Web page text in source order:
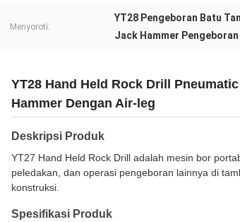
Menyoroti:
YT28 Pengeboran Batu
Jack Hammer
YT28 Hand Held Rock Drill
Hammer Dengan Air-leg
Deskripsi Produk
YT27 Hand Held Rock Drill adalah mesin bor
peledakan, dan operasi pengeboran lainnya di
konstruksi.
Spesifikasi Produk